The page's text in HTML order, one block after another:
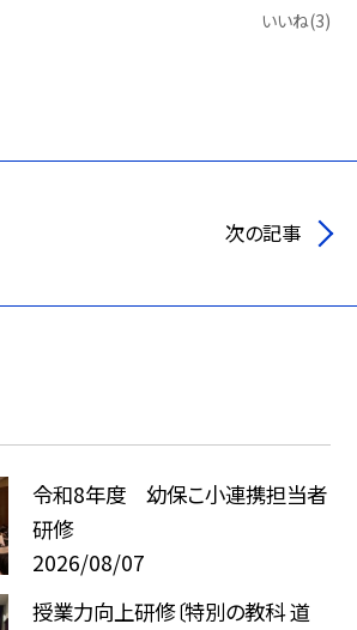
いいね(3)
次の記事
令和8年度 幼保こ小連携担当者
研修
2026/08/07
授業力向上研修〔特別の教科 道